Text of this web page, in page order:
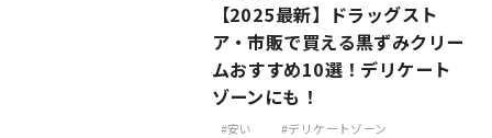
【2025最新】ドラッグスト
ア・市販で買える黒ずみクリー
ムおすすめ10選！デリケート
ゾーンにも！
安い
デリケートゾーン